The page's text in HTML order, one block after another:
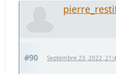
#90 Septembre 23, 2022,